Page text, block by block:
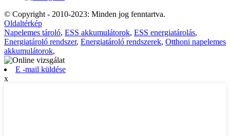
© Copyright - 2010-2023: Minden jog fenntartva.
Oldaltérkép
Napelemes tároló, ESS akkumulátorok, ESS energiatárolás,
Energiatároló rendszer, Energiatároló rendszerek, Otthoni napelemes
akkumulátorok,
E -mail küldése
x